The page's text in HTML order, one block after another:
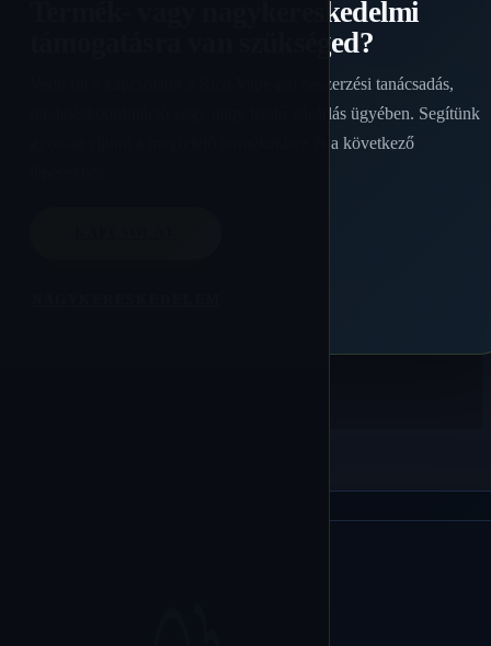
Termék- vagy nagykereskedelmi
támogatásra van szükséged?
Vedd fel a kapcsolatot a Rico Vape-pel beszerzési tanácsadás,
rendeléskoordináció vagy nagy tételű vásárlás ügyében. Segítünk
gyorsan eljutni a megfelelő termékekhez és a következő